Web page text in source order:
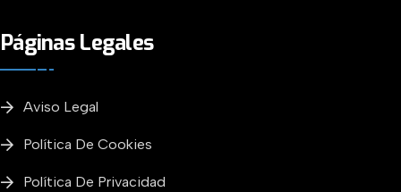
Páginas Legales
Aviso Legal
Política De Cookies
Política De Privacidad